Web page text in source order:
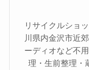
リサイクルショ
川県内金沢市近
ーディオなど不
理・生前整理・